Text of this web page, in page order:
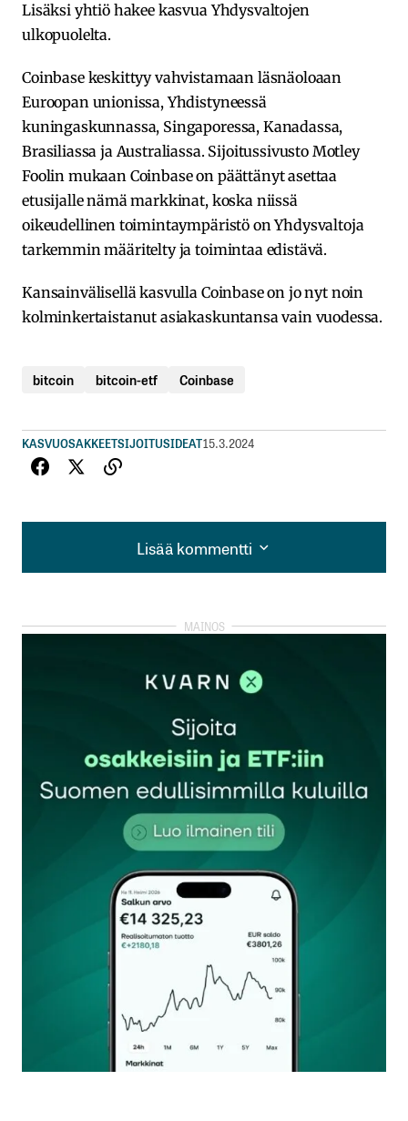
Lisäksi yhtiö hakee kasvua Yhdysvaltojen
ulkopuolelta.
Coinbase keskittyy vahvistamaan läsnäoloaan
Euroopan unionissa, Yhdistyneessä
kuningaskunnassa, Singaporessa, Kanadassa,
Brasiliassa ja Australiassa. Sijoitussivusto Motley
Foolin mukaan Coinbase on päättänyt asettaa
etusijalle nämä markkinat, koska niissä
oikeudellinen toimintaympäristö on Yhdysvaltoja
tarkemmin määritelty ja toimintaa edistävä.
Kansainvälisellä kasvulla Coinbase on jo nyt noin
kolminkertaistanut asiakaskuntansa vain vuodessa.
bitcoin bitcoin-etf Coinbase
KASVUOSAKKEETSIJOITUSIDEAT15.3.2024
Lisää kommentti
Lisää kommentti
kirjautua
rekisteröityä
Sähköpostiosoitettasi ei julkaista.Pakolliset
kentät on merkitty*
Kommentti*
Nimesi tai nimimerkkisi
Sähköpostiosoitteesi